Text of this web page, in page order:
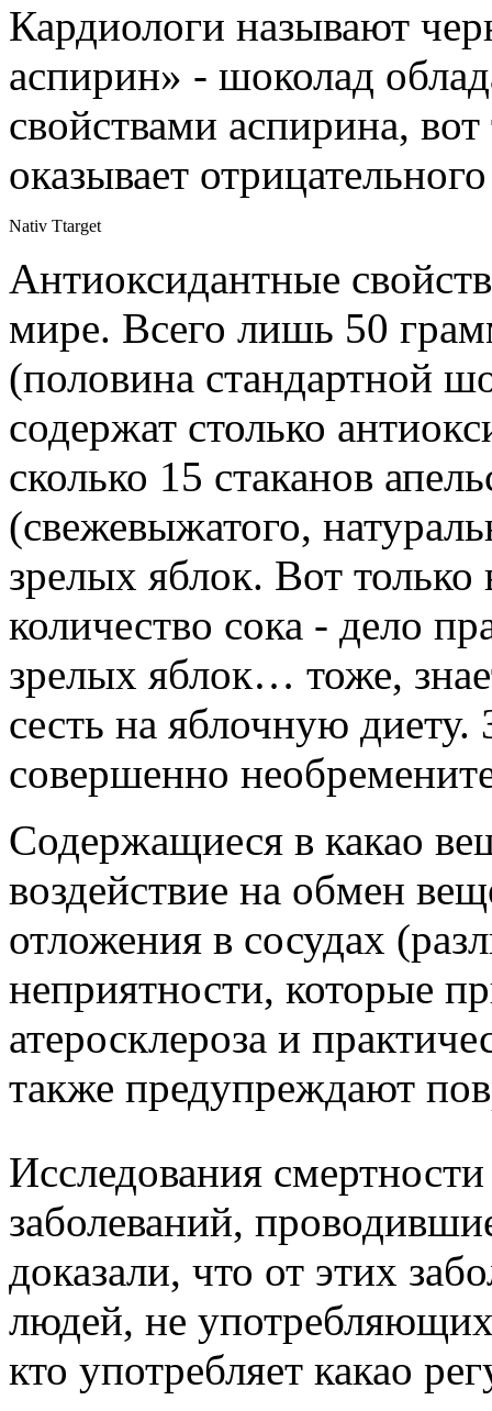
Кардиологи называют
аспирин» - шоколад
свойствами аспирина,
оказывает
Nativ Ttarget
Антиоксидантные
мире. Всего лишь 50
(половина стандартной
содержат столько
сколько 15 стаканов
(свежевыжатого,
зрелых яблок. Вот только
количество сока - дело
зрелых яблок… тоже,
сесть на яблочную
совершенно
Содержащиеся в какао
воздействие на обмен
отложения в сосудах
неприятности, которые
атеросклероза и
также предупреждают
Исследования
заболеваний,
доказали, что от этих
людей, не
кто употребляет какао